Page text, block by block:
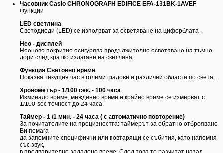
Часовник Casio CHRONOGRAPH EDIFICE EFA-131BK-1AVEF
Функции
LED светлина
Светодиоди (LED) се използват за осветяване на циферблата .
Нео - дисплей
Неоново покритие осигурява продължително осветяване на тъмно
дори след кратко излагане на светлина.
Функция Световно време
Показва текущия час в големи градове и различни области по света .
Хронометър - 1/100 сек. - 100 часа
Изминало време, междинно време и крайно време се измерват с
1/100-sec точност до 24 часа.
Таймер - 1 /1 мин. - 24 часа ( с автоматично повторение)
За почитателите на прецизността: таймерът за обратно отброяване
Ви помага
да запомните специфични или повтарящи се събития, като напомня
със звук,
в предварително зададено време. След това те разчитат назад